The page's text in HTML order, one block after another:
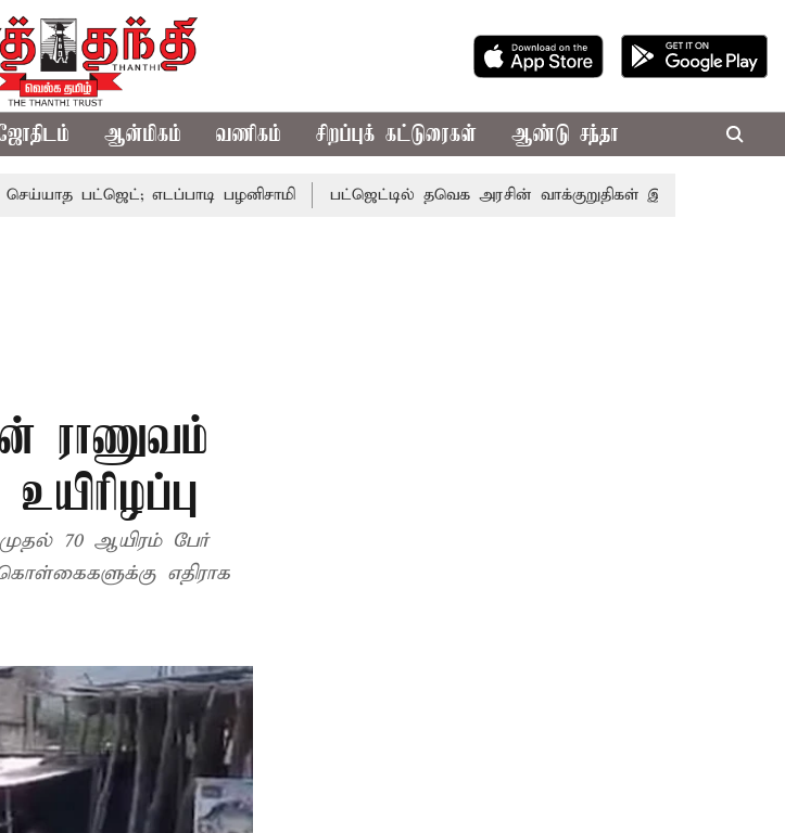
ஆன்மிகம் வணிகம் சிறப்புக் கட்டுரைகள் ஆண்டு சந்தா
எடப்பாடி பழனிசாமி பட்ஜெட்டில் தவெக அரசின் வாக்குறுதிகள் இல்லை - எடப்பாடி
ராணுவம்
70 ஆயிரம் பேர்
எதிராக